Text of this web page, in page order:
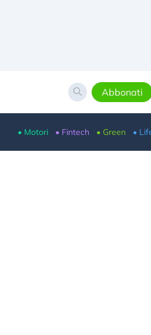
Abbonati
• Motori • Fintech • Green •